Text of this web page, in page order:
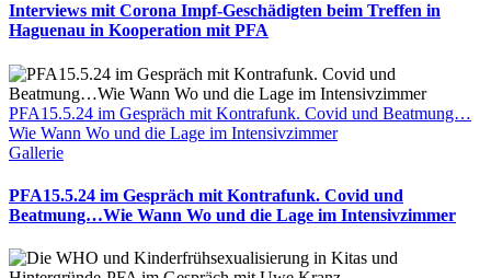
Interviews mit Corona Impf-Geschädigten beim Treffen in
Haguenau in Kooperation mit PFA
PFA15.5.24 im Gespräch mit Kontrafunk. Covid und Beatmung…
Wie Wann Wo und die Lage im Intensivzimmer
Gallerie
PFA15.5.24 im Gespräch mit Kontrafunk. Covid und
Beatmung…Wie Wann Wo und die Lage im Intensivzimmer